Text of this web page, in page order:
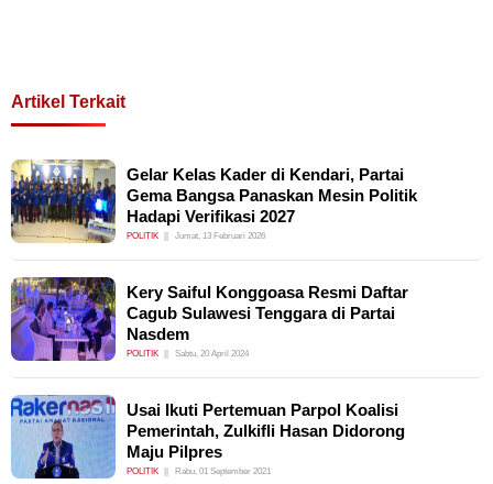
Artikel Terkait
Gelar Kelas Kader di Kendari, Partai
Gema Bangsa Panaskan Mesin Politik
Hadapi Verifikasi 2027
POLITIK Jumat, 13 Februari 2026
Kery Saiful Konggoasa Resmi Daftar
Cagub Sulawesi Tenggara di Partai
Nasdem
POLITIK Sabtu, 20 April 2024
Usai Ikuti Pertemuan Parpol Koalisi
Pemerintah, Zulkifli Hasan Didorong
Maju Pilpres
POLITIK Rabu, 01 September 2021